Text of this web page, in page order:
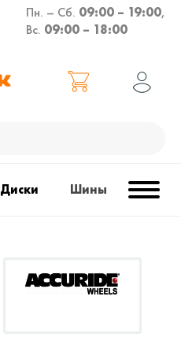
Пн. – Сб. 09:00 – 19:00,
Вс. 09:00 – 18:00
Диски Шины